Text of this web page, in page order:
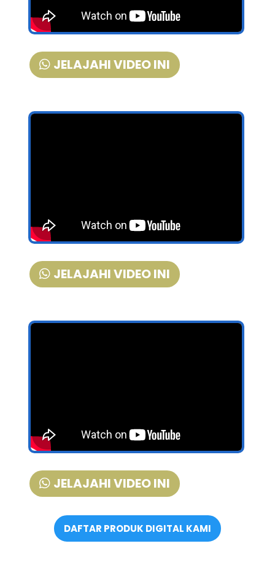
JELAJAHI VIDEO INI
JELAJAHI VIDEO INI
JELAJAHI VIDEO INI
DAFTAR PRODUK DIGITAL KAMI